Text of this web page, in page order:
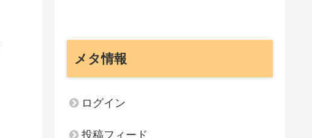
メタ情報
ログイン
投稿フィード